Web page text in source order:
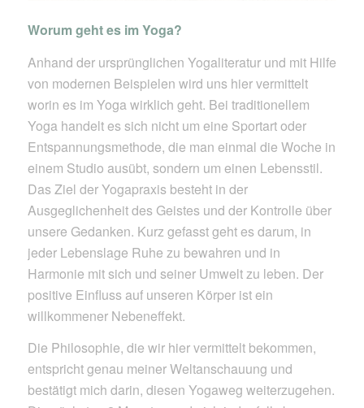
Worum geht es im Yoga?
Anhand der ursprünglichen Yogaliteratur und mit Hilfe
von modernen Beispielen wird uns hier vermittelt
worin es im Yoga wirklich geht. Bei traditionellem
Yoga handelt es sich nicht um eine Sportart oder
Entspannungsmethode, die man einmal die Woche in
einem Studio ausübt, sondern um einen Lebensstil.
Das Ziel der Yogapraxis besteht in der
Ausgeglichenheit des Geistes und der Kontrolle über
unsere Gedanken. Kurz gefasst geht es darum, in
jeder Lebenslage Ruhe zu bewahren und in
Harmonie mit sich und seiner Umwelt zu leben. Der
positive Einfluss auf unseren Körper ist ein
willkommener Nebeneffekt.
Die Philosophie, die wir hier vermittelt bekommen,
entspricht genau meiner Weltanschauung und
bestätigt mich darin, diesen Yogaweg weiterzugehen.